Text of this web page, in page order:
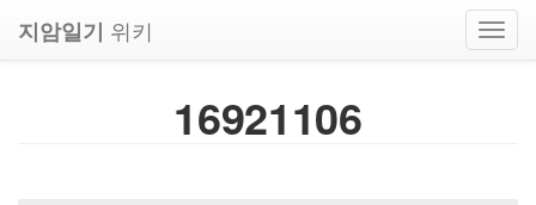
지암일기 위키
16921106